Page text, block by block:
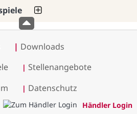
| Downloads
| Stellenangebote
| Datenschutz
Händler Login